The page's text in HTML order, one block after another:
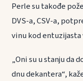
Perle su takođe
DVS-a, CSV-a,
vinu kod entuzijasta
„Oni su u stanju da
dnu dekantera“,